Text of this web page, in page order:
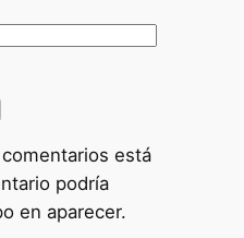
está
podría
en aparecer.